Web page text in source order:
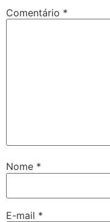
Comentário *
Nome *
E-mail *